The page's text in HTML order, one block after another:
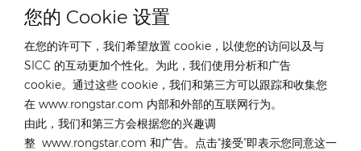
您的 Cookie 设置
在您的许可下，我们希望放置 cookie，以使您的访问以及与
SICC 的互动更加个性化。为此，我们使用分析和广告
cookie。通过这些 cookie，我们和第三方可以跟踪和收集您
在 www.rongstar.com 内部和外部的互联网行为。
由此，我们和第三方会根据您的兴趣调
整 www.rongstar.com 和广告。点击“接受”即表示您同意这一
电话 :+49 176 55258880
电子邮件 : de@rongstar.com
办公室及仓库 :Oppener Str. 67, 52146
W&uuml;rselen, Germany
中國香港
电话 :+852 54222219